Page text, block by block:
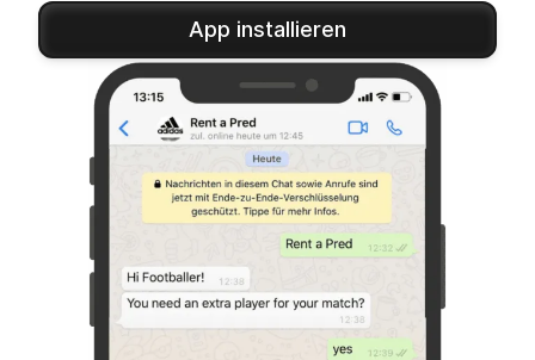
App installieren